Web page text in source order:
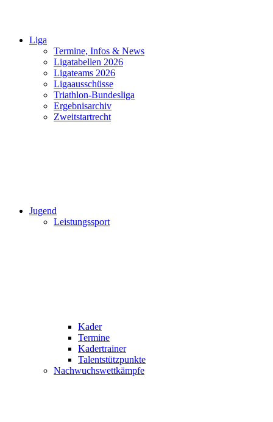
Liga
Termine, Infos & News
Ligatabellen 2026
Ligateams 2026
Ligaausschüsse
Triathlon-Bundesliga
Ergebnisarchiv
Zweitstartrecht
Jugend
Leistungssport
Kader
Termine
Kadertrainer
Talentstützpunkte
Nachwuchswettkämpfe